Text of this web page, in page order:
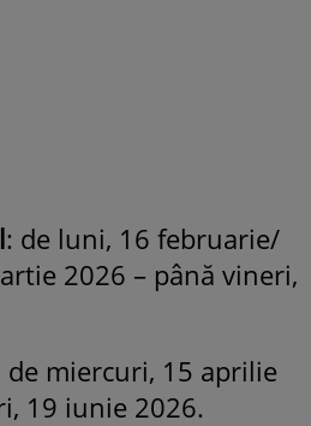
: de luni, 16 februarie/
2026 – până vineri,
de miercuri, 15 aprilie
19 iunie 2026.